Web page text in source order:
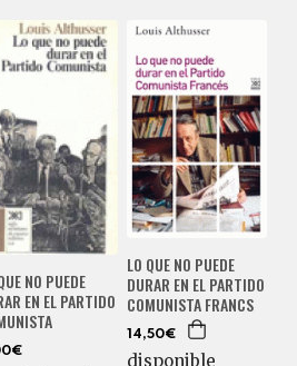
NO PUEDE
EN EL PARTIDO
LO QUE NO PUEDE
DURAR EN EL PARTIDO
COMUNISTA FRANCS
14,50€
disponible